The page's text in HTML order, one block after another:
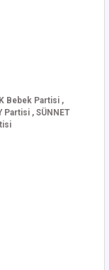
Bebek Partisi ,
Partisi , SÜNNET